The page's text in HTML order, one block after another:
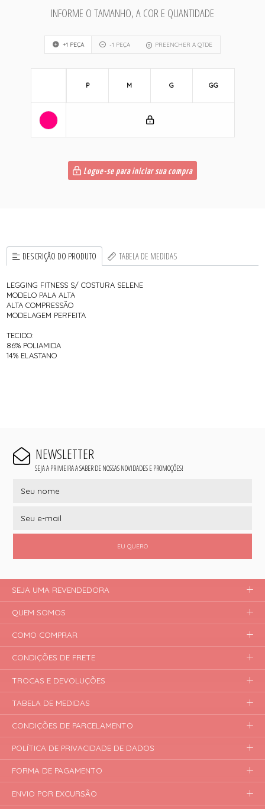
INFORME O TAMANHO, A COR E QUANTIDADE
+1 PEÇA -1 PEÇA PREENCHER A QTDE
P M G GG
Logue-se para iniciar sua compra
DESCRIÇÃO DO PRODUTO TABELA DE MEDIDAS
LEGGING FITNESS S/ COSTURA SELENE
MODELO PALA ALTA
ALTA COMPRESSÃO
MODELAGEM PERFEITA
TECIDO:
86% POLIAMIDA
14% ELASTANO
NEWSLETTER
SEJA A PRIMEIRA A SABER DE NOSSAS NOVIDADES E PROMOÇÕES!
EU QUERO
SEJA UMA REVENDEDORA
QUEM SOMOS
COMO COMPRAR
CONDIÇÕES DE FRETE
TROCAS E DEVOLUÇÕES
TABELA DE MEDIDAS
CONDIÇÕES DE PARCELAMENTO
POLÍTICA DE PRIVACIDADE DE DADOS
FORMA DE PAGAMENTO
ENVIO POR EXCURSÃO